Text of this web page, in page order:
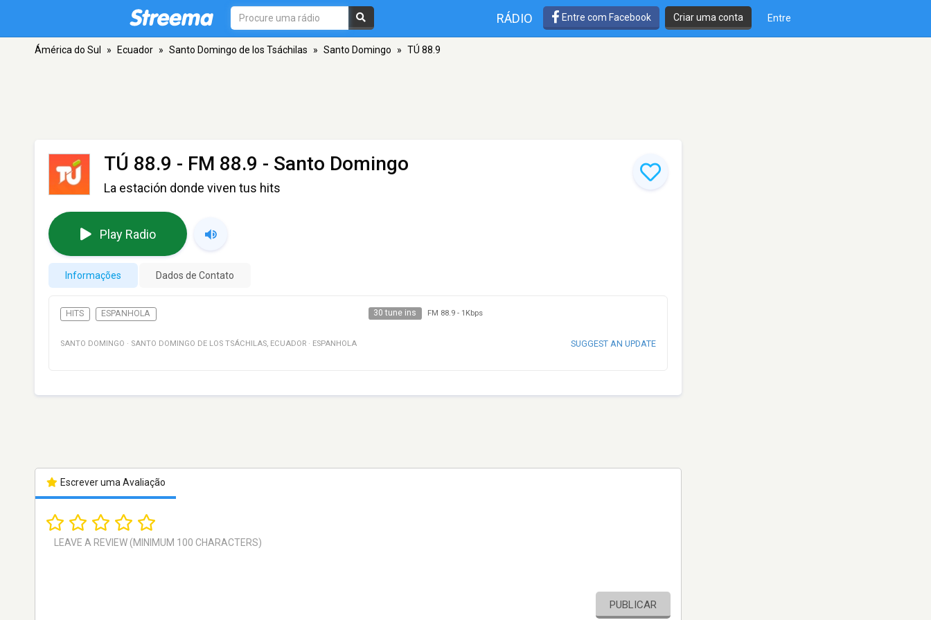
RÁDIO Entre com Facebook Criar uma conta Entre
Ámérica do Sul » Ecuador » Santo Domingo de los Tsáchilas » Santo Domingo » TÚ 88.9
TÚ 88.9 - FM 88.9 - Santo Domingo
La estación donde viven tus hits
Play Radio
Informações Dados de Contato
HITS ESPANHOLA 30 tune ins FM 88.9- 1Kbps
SANTO DOMINGO · SANTO DOMINGO DE LOS TSÁCHILAS, ECUADOR · ESPANHOLA SUGGEST AN UPDATE
Escrever uma Avaliação
PUBLICAR